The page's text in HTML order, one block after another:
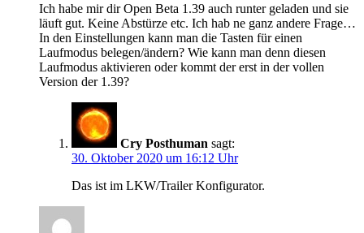
Ich habe mir dir Open Beta 1.39 auch runter geladen und sie
läuft gut. Keine Abstürze etc. Ich hab ne ganz andere Frage…
In den Einstellungen kann man die Tasten für einen
Laufmodus belegen/ändern? Wie kann man denn diesen
Laufmodus aktivieren oder kommt der erst in der vollen
Version der 1.39?
Cry Posthuman sagt:
30. Oktober 2020 um 16:12 Uhr
Das ist im LKW/Trailer Konfigurator.